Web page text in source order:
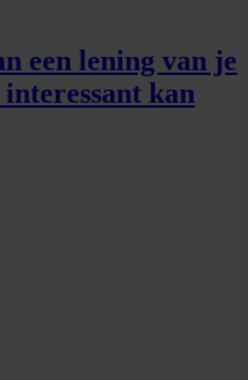
een lening van je
kan